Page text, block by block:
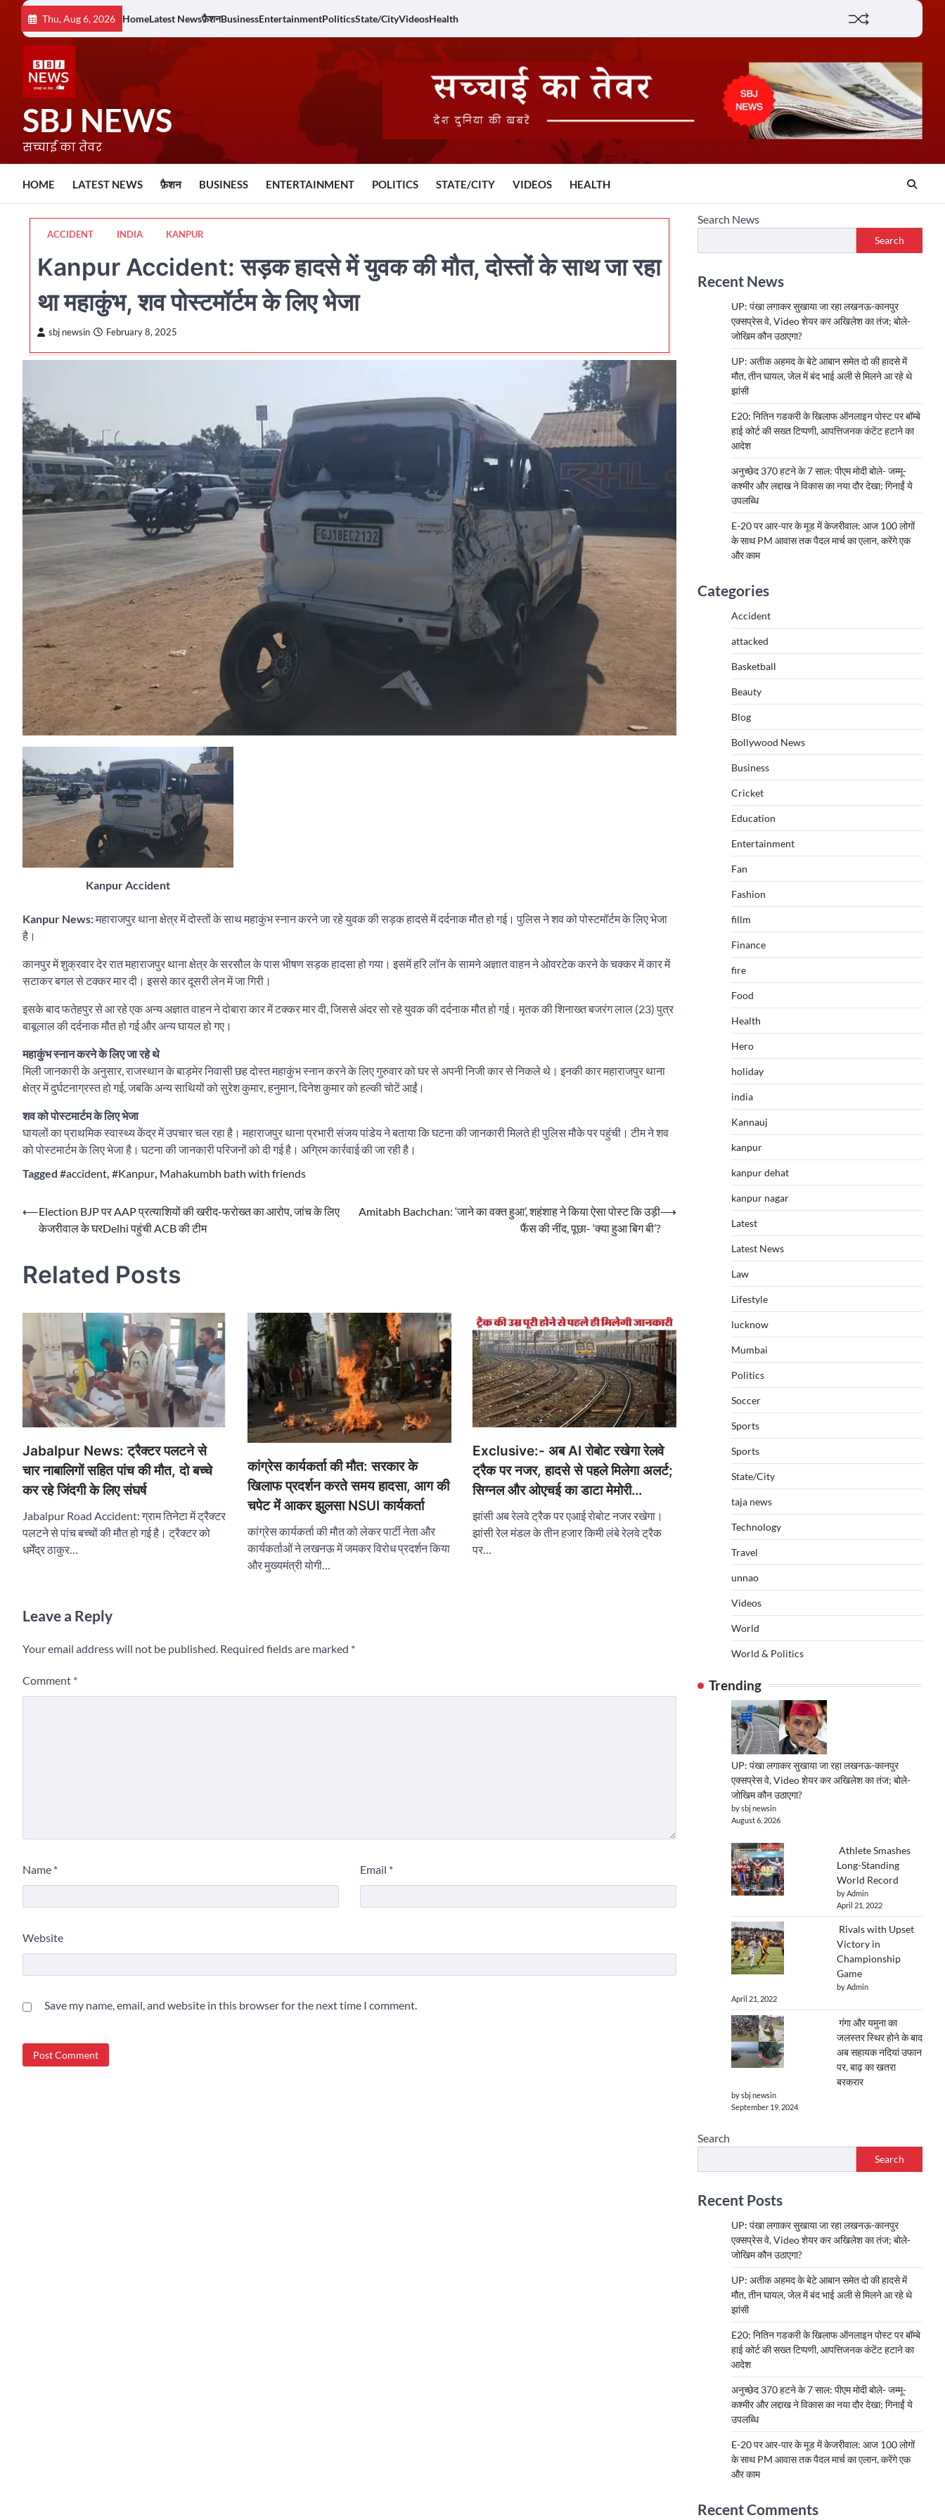
content
Thu, Aug 6, 2026 HomeLatest Newsफ़ैशनBusinessEntertainmentPoliticsState/CityVideosHealth
SBJ NEWS
सच्चाई का तेवर
HOME LATEST NEWS फ़ैशन BUSINESS ENTERTAINMENT POLITICS STATE/CITY VIDEOS HEALTH
ACCIDENT INDIA KANPUR
Kanpur Accident: सड़क हादसे में युवक की मौत, दोस्तों के साथ जा रहा
था महाकुंभ, शव पोस्टमॉर्टम के लिए भेजा
sbj newsin February 8, 2025
Kanpur Accident
Kanpur News:महाराजपुर थाना क्षेत्र में दोस्तों के साथ महाकुंभ स्नान करने जा रहे युवक की सड़क हादसे में दर्दनाक मौत हो गई। पुलिस ने शव को पोस्टमॉर्टम के लिए भेजा
है।
कानपुर में शुक्रवार देर रात महाराजपुर थाना क्षेत्र के सरसौल के पास भीषण सड़क हादसा हो गया। इसमें हरि लॉन के सामने अज्ञात वाहन ने ओवरटेक करने के चक्कर में कार में
सटाकर बगल से टक्कर मार दी। इससे कार दूसरी लेन में जा गिरी।
इसके बाद फतेहपुर से आ रहे एक अन्य अज्ञात वाहन ने दोबारा कार में टक्कर मार दी, जिससे अंदर सो रहे युवक की दर्दनाक मौत हो गई। मृतक की शिनाख्त बजरंग लाल (23) पुत्र
बाबूलाल की दर्दनाक मौत हो गई और अन्य घायल हो गए।
महाकुंभ स्नान करने के लिए जा रहे थे
मिली जानकारी के अनुसार, राजस्थान के बाड़मेर निवासी छह दोस्त महाकुंभ स्नान करने के लिए गुरुवार को घर से अपनी निजी कार से निकले थे। इनकी कार महाराजपुर थाना
क्षेत्र में दुर्घटनाग्रस्त हो गई, जबकि अन्य साथियों को सुरेश कुमार, हनुमान, दिनेश कुमार को हल्की चोटें आईं।
शव को पोस्टमार्टम के लिए भेजा
घायलों का प्राथमिक स्वास्थ्य केंद्र में उपचार चल रहा है। महाराजपुर थाना प्रभारी संजय पांडेय ने बताया कि घटना की जानकारी मिलते ही पुलिस मौके पर पहुंची। टीम ने शव
को पोस्टमार्टम के लिए भेजा है। घटना की जानकारी परिजनों को दी गई है। अग्रिम कार्रवाई की जा रही है।
Tagged #accident, #Kanpur, Mahakumbh bath with friends
Post
navigation
⟵Election BJP पर AAP प्रत्याशियों की खरीद-फरोख्त का आरोप, जांच के लिए
केजरीवाल के घरDelhi पहुंची ACB की टीम
Amitabh Bachchan: ‘जाने का वक्त हुआ’, शहंशाह ने किया ऐसा पोस्ट कि उड़ी
फैंस की नींद, पूछा- ‘क्या हुआ बिग बी’?
⟶
Related Posts
Jabalpur News: ट्रैक्टर पलटने से
चार नाबालिगों सहित पांच की मौत, दो बच्चे
कर रहे जिंदगी के लिए संघर्ष
Jabalpur Road Accident: ग्राम तिनेटा में ट्रैक्टर
पलटने से पांच बच्चों की मौत हो गई है। ट्रैक्टर को
धर्मेंद्र ठाकुर…
कांग्रेस कार्यकर्ता की मौत: सरकार के
खिलाफ प्रदर्शन करते समय हादसा, आग की
चपेट में आकर झुलसा NSUI कार्यकर्ता
कांग्रेस कार्यकर्ता की मौत को लेकर पार्टी नेता और
कार्यकर्ताओं ने लखनऊ में जमकर विरोध प्रदर्शन किया
और मुख्यमंत्री योगी…
Exclusive:- अब AI रोबोट रखेगा रेलवे
ट्रैक पर नजर, हादसे से पहले मिलेगा अलर्ट;
सिग्नल और ओएचई का डाटा मेमोरी…
झांसी अब रेलवे ट्रैक पर एआई रोबोट नजर रखेगा।
झांसी रेल मंडल के तीन हजार किमी लंबे रेलवे ट्रैक
पर…
Leave a Reply
Your email address will not be published. Required fields are marked *
Comment *
Name * Email *
Website
Save my name, email, and website in this browser for the next time I comment.
Search News
Search
Recent News
UP: पंखा लगाकर सुखाया जा रहा लखनऊ-कानपुर
एक्सप्रेस वे, Video शेयर कर अखिलेश का तंज; बोले-
जोखिम कौन उठाएगा?
UP: अतीक अहमद के बेटे आबान समेत दो की हादसे में
मौत, तीन घायल, जेल में बंद भाई अली से मिलने आ रहे थे
झांसी
E20: नितिन गडकरी के खिलाफ ऑनलाइन पोस्ट पर बॉम्बे
हाई कोर्ट की सख्त टिप्पणी, आपत्तिजनक कंटेंट हटाने का
आदेश
अनुच्छेद 370 हटने के 7 साल: पीएम मोदी बोले- जम्मू-
कश्मीर और लद्दाख ने विकास का नया दौर देखा; गिनाईं ये
उपलब्धि
E-20 पर आर-पार के मूड में केजरीवाल: आज 100 लोगों
के साथ PM आवास तक पैदल मार्च का एलान, करेंगे एक
और काम
Categories
Accident
attacked
Basketball
Beauty
Blog
Bollywood News
Business
Cricket
Education
Entertainment
Fan
Fashion
fillm
Finance
fire
Food
Health
Hero
holiday
india
Kannauj
kanpur
kanpur dehat
kanpur nagar
Latest
Latest News
Law
Lifestyle
lucknow
Mumbai
Politics
Soccer
Sports
Sports
State/City
taja news
Technology
Travel
unnao
Videos
World
World & Politics
Trending
UP: पंखा लगाकर सुखाया जा रहा लखनऊ-कानपुर
एक्सप्रेस वे, Video शेयर कर अखिलेश का तंज; बोले-
जोखिम कौन उठाएगा?
by sbj newsin
August 6, 2026
Athlete Smashes
Long-Standing
World Record
by Admin
April 21, 2022
Rivals with Upset
Victory in
Championship
Game
by Admin
April 21, 2022
गंगा और यमुना का
जलस्तर स्थिर होने के बाद
अब सहायक नदियां उफान
पर, बाढ़ का खतरा
बरकरार
by sbj newsin
September 19, 2024
Search
Search
Recent Posts
UP: पंखा लगाकर सुखाया जा रहा लखनऊ-कानपुर
एक्सप्रेस वे, Video शेयर कर अखिलेश का तंज; बोले-
जोखिम कौन उठाएगा?
UP: अतीक अहमद के बेटे आबान समेत दो की हादसे में
मौत, तीन घायल, जेल में बंद भाई अली से मिलने आ रहे थे
झांसी
E20: नितिन गडकरी के खिलाफ ऑनलाइन पोस्ट पर बॉम्बे
हाई कोर्ट की सख्त टिप्पणी, आपत्तिजनक कंटेंट हटाने का
आदेश
अनुच्छेद 370 हटने के 7 साल: पीएम मोदी बोले- जम्मू-
कश्मीर और लद्दाख ने विकास का नया दौर देखा; गिनाईं ये
उपलब्धि
E-20 पर आर-पार के मूड में केजरीवाल: आज 100 लोगों
के साथ PM आवास तक पैदल मार्च का एलान, करेंगे एक
और काम
Recent Comments